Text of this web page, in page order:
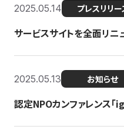
2025.05.14 プレスリリー
サービスサイトを全面リニ
2025.05.13 お知らせ
認定NPOカンファレンス